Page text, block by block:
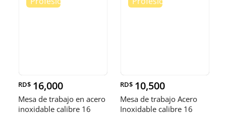
RD$ 16,000
Mesa de trabajo en acero
inoxidable calibre 16
RD$ 10,500
Mesa de trabajo Acero
Inoxidable calibre 16